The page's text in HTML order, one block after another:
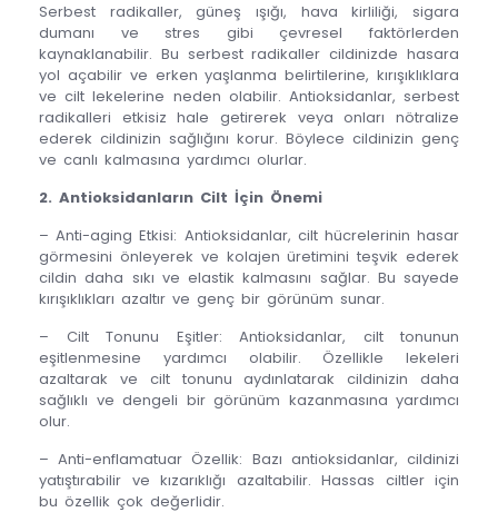
Serbest radikaller, güneş ışığı, hava kirliliği, sigara
dumanı ve stres gibi çevresel faktörlerden
kaynaklanabilir. Bu serbest radikaller cildinizde hasara
yol açabilir ve erken yaşlanma belirtilerine, kırışıklıklara
ve cilt lekelerine neden olabilir. Antioksidanlar, serbest
radikalleri etkisiz hale getirerek veya onları nötralize
ederek cildinizin sağlığını korur. Böylece cildinizin genç
ve canlı kalmasına yardımcı olurlar.
2. Antioksidanların Cilt İçin Önemi
– Anti-aging Etkisi: Antioksidanlar, cilt hücrelerinin hasar
görmesini önleyerek ve kolajen üretimini teşvik ederek
cildin daha sıkı ve elastik kalmasını sağlar. Bu sayede
kırışıklıkları azaltır ve genç bir görünüm sunar.
– Cilt Tonunu Eşitler: Antioksidanlar, cilt tonunun
eşitlenmesine yardımcı olabilir. Özellikle lekeleri
azaltarak ve cilt tonunu aydınlatarak cildinizin daha
sağlıklı ve dengeli bir görünüm kazanmasına yardımcı
olur.
– Anti-enflamatuar Özellik: Bazı antioksidanlar, cildinizi
yatıştırabilir ve kızarıklığı azaltabilir. Hassas ciltler için
bu özellik çok değerlidir.